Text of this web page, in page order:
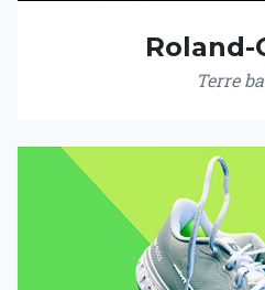
Roland-
Terre